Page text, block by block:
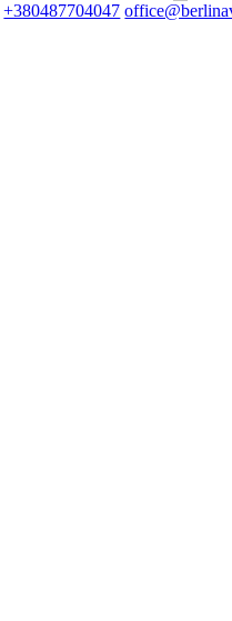
+380487704047